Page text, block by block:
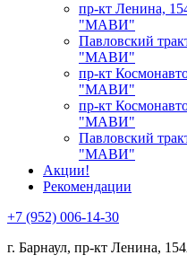
пр-кт Ленина,
"МАВИ"
​Павловский
"МАВИ"
пр-кт
"МАВИ"
пр-кт
"МАВИ"
Павловский
"МАВИ"
Акции!
Рекомендации
+7 (952) 006-14-30
г. Барнаул, пр-кт Ленина,